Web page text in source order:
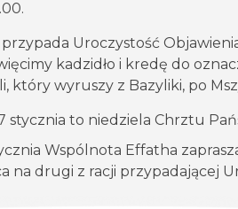
Uroczystość
kadzidło i kredę do
który wyruszy z Bazyliki, po
stycznia to niedziela Chrztu
Wspólnota Effatha
na drugi z racji przypadającej